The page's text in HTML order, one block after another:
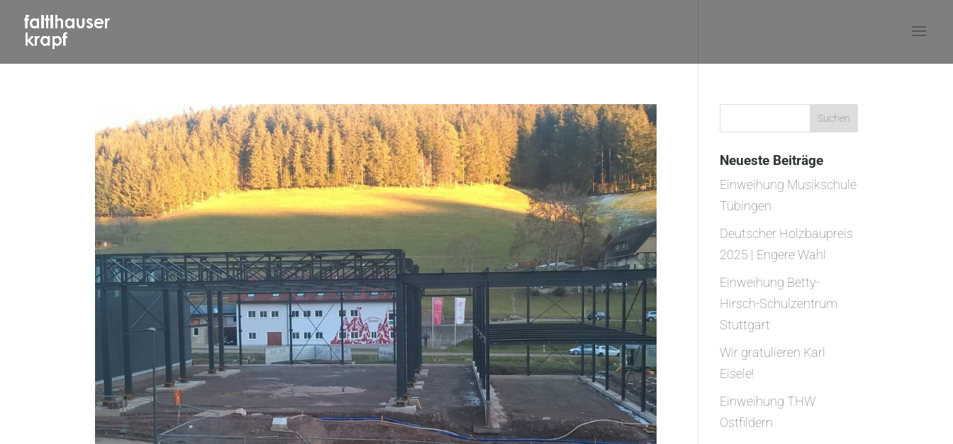
Neueste Beiträge
Einweihung Musikschule
Tübingen
Deutscher Holzbaupreis
2025 | Engere Wahl
Einweihung Betty-
Hirsch-Schulzentrum
Stuttgart
Wir gratulieren Karl
Eisele!
Einweihung THW
Ostfildern